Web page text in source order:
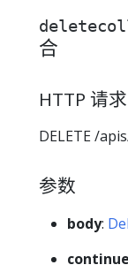
合
HTTP 请求
DELETE /
参数
body:
continue